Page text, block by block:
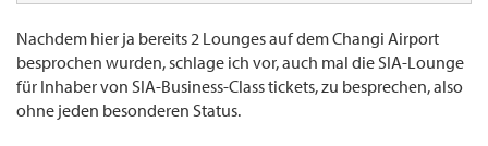
Nachdem hier ja bereits 2 Lounges auf dem Changi Airport
besprochen wurden, schlage ich vor, auch mal die SIA-Lounge
für Inhaber von SIA-Business-Class tickets, zu besprechen, also
ohne jeden besonderen Status.